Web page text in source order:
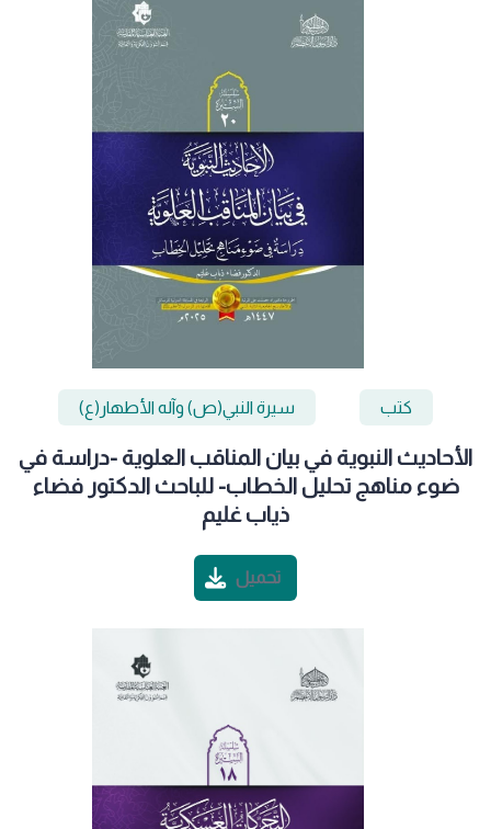
كتب سيرة النبي(ص) وآله الأطهار(ع)
الأحاديث النبوية في بيان المناقب العلوية -دراسة في
ضوء مناهج تحليل الخطاب- للباحث الدكتور فضاء
ذياب غليم
تحميل